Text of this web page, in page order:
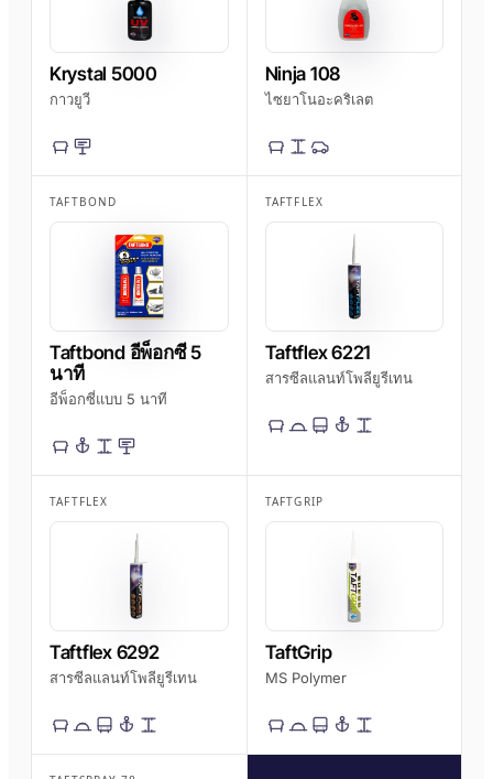
Krystal 5000
กาวยูวี
Ninja 108
ไซยาโนอะคริเลต
TAFTBOND
Taftbond อีพ็อกซี 5
นาที
อีพ็อกซี่แบบ 5 นาที
TAFTFLEX
Taftflex 6221
สารซีลแลนท์โพลียูรีเทน
TAFTFLEX
Taftflex 6292
สารซีลแลนท์โพลียูรีเทน
TAFTGRIP
TaftGrip
MS Polymer